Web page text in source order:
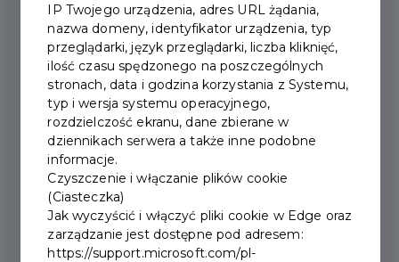
2026-01-28
WRACA RUCH
DWUKIERUNKOWY NA
ULICY SIENKIEWICZA
Informujemy, że od 30 stycznia wraca ruch dwukierunkowy
na ulicy Sienkiewicza.
IP Twojego urządzenia, adres URL żądania,
nazwa domeny, identyfikator urządzenia, typ
przeglądarki, język przeglądarki, liczba kliknięć,
ilość czasu spędzonego na poszczególnych
stronach, data i godzina korzystania z Systemu,
typ i wersja systemu operacyjnego,
rozdzielczość ekranu, dane zbierane w
dziennikach serwera a także inne podobne
informacje.
Czyszczenie i włączanie plików cookie
(Ciasteczka)
Jak wyczyścić i włączyć pliki cookie w Edge oraz
zarządzanie jest dostępne pod adresem:
https://support.microsoft.com/pl-